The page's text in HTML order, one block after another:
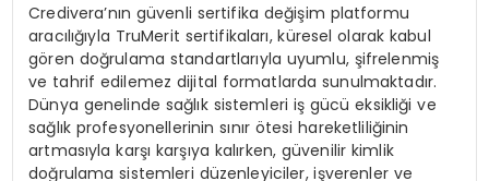
Credivera’nın güvenli sertifika değişim platformu
aracılığıyla TruMerit sertifikaları, küresel olarak kabul
gören doğrulama standartlarıyla uyumlu, şifrelenmiş
ve tahrif edilemez dijital formatlarda sunulmaktadır.
Dünya genelinde sağlık sistemleri iş gücüeksikliği ve
sağlık profesyonellerinin sınır ötesi hareketliliğinin
artmasıyla karşı karşıya kalırken, güvenilir kimlik
doğrulama sistemleri düzenleyiciler, işverenler ve